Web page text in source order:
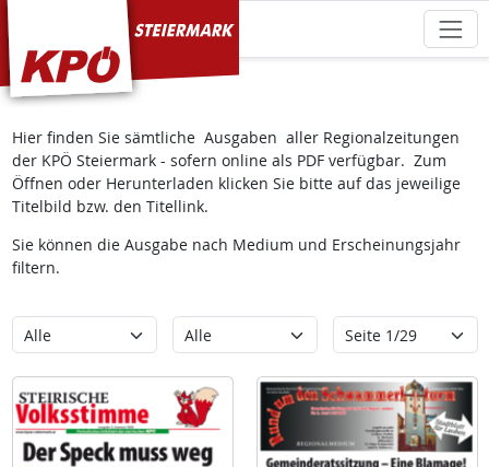
KPÖ Steiermark
Hier finden Sie sämtliche Ausgaben aller Regionalzeitungen
der KPÖ Steiermark - sofern online als PDF verfügbar. Zum
Öffnen oder Herunterladen klicken Sie bitte auf das jeweilige
Titelbild bzw. den Titellink.
Sie können die Ausgabe nach Medium und Erscheinungsjahr
filtern.
Kategorie Erscheinungsjahr Seite